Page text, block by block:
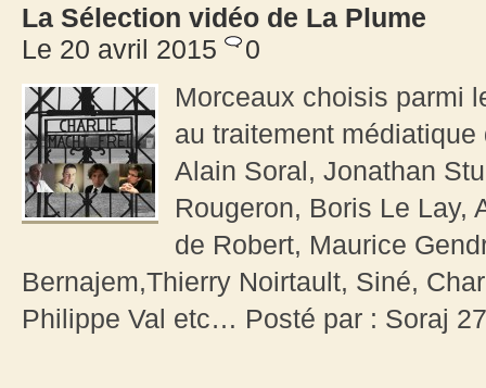
La Sélection vidéo de La Plume
Le 20 avril 2015
0
Morceaux choisis parmi
au traitement médiatique
Alain Soral, Jonathan
Rougeron, Boris Le Lay,
de Robert, Maurice
Bernajem,Thierry Noirtault, Siné,
Philippe Val etc… Posté par : Soraj